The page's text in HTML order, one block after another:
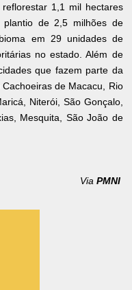
1,1 mil hectares
de 2,5 milhões de
em 29 unidades de
no estado. Além de
que fazem parte da
de Macacu, Rio
Niterói, São Gonçalo,
Mesquita, São João de
Via PMNI